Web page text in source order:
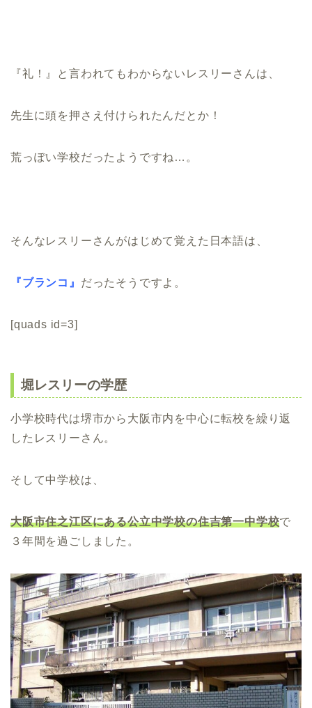
『礼！』と言われてもわからないレスリーさんは、
先生に頭を押さえ付けられたんだとか！
荒っぽい学校だったようですね…。
そんなレスリーさんがはじめて覚えた日本語は、
『ブランコ』 だったそうですよ。
[quads id=3]
堀レスリーの学歴
小学校時代は堺市から大阪市内を中心に転校を繰り返
したレスリーさん。
そして中学校は、
大阪市住之江区にある公立中学校の住吉第一中学校で
３年間を過ごしました。